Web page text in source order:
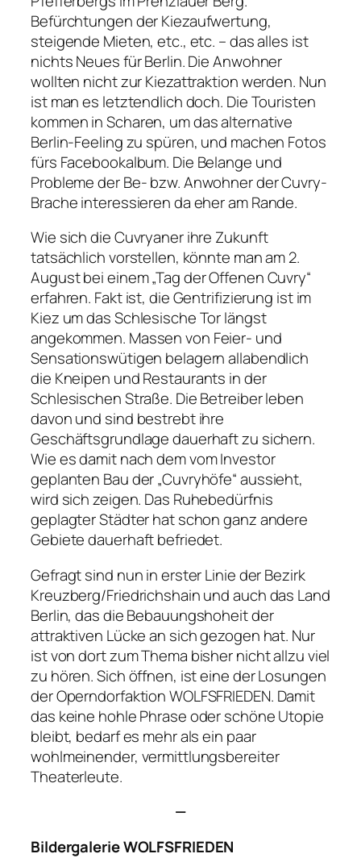
Befürchtungen der Kiezaufwertung,
steigende Mieten, etc., etc. – das alles ist
nichts Neues für Berlin. Die Anwohner
wollten nicht zur Kiezattraktion werden. Nun
ist man es letztendlich doch. Die Touristen
kommen in Scharen, um das alternative
Berlin-Feeling zu spüren, und machen Fotos
fürs Facebookalbum. Die Belange und
Probleme der Be- bzw. Anwohner der Cuvry-
Brache interessieren da eher am Rande.
Wie sich die Cuvryaner ihre Zukunft
tatsächlich vorstellen, könnte man am 2.
August bei einem „Tag der Offenen Cuvry“
erfahren. Fakt ist, die Gentrifizierung ist im
Kiez um das Schlesische Tor längst
angekommen. Massen von Feier- und
Sensationswütigen belagern allabendlich
die Kneipen und Restaurants in der
Schlesischen Straße. Die Betreiber leben
davon und sind bestrebt ihre
Geschäftsgrundlage dauerhaft zu sichern.
Wie es damit nach dem vom Investor
geplanten Bau der „Cuvryhöfe“ aussieht,
wird sich zeigen. Das Ruhebedürfnis
geplagter Städter hat schon ganz andere
Gebiete dauerhaft befriedet.
Gefragt sind nun in erster Linie der Bezirk
Kreuzberg/Friedrichshain und auch das Land
Berlin, das die Bebauungshoheit der
attraktiven Lücke an sich gezogen hat. Nur
ist von dort zum Thema bisher nicht allzu viel
zu hören. Sich öffnen, ist eine der Losungen
der Operndorfaktion WOLFSFRIEDEN. Damit
das keine hohle Phrase oder schöne Utopie
bleibt, bedarf es mehr als ein paar
wohlmeinender, vermittlungsbereiter
Theaterleute.
—
Bildergalerie WOLFSFRIEDEN